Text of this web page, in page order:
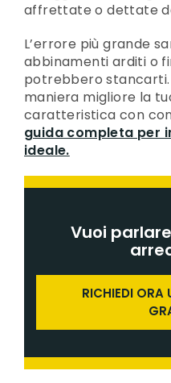
affrettate o dettate
L’errore più grande
abbinamenti arditi o
potrebbero
maniera migliore la
caratteristica con
guida completa per
ideale.
Vuoi
RICHIEDI ORA